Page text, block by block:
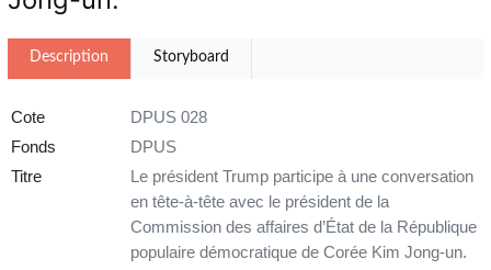
Description Storyboard
Cote
DPUS 028
Fonds
DPUS
Titre
Le président Trump participe à une conversation
en tête-à-tête avec le président de la
Commission des affaires d’État de la République
populaire démocratique de Corée Kim Jong-un.